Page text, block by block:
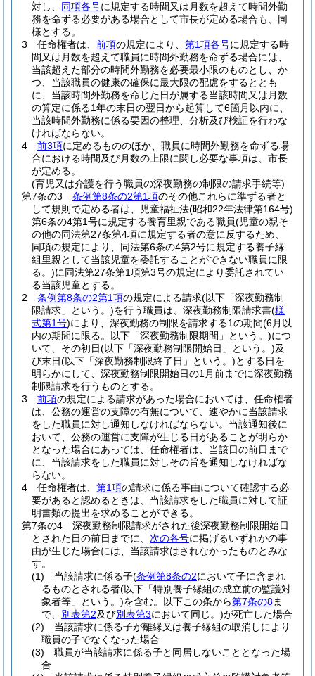
対し、 同項各号に規定する時間又は月数を超えて時間外勤
務を命ずる必要がある場合として市長が定める場合も、同
様とする。
3
任命権者は、 前項の規定により、 第1項各号に規定する時
間又は月数を超えて職員に時間外勤務を命ずる場合には、
当該超えた部分の時間外勤務を必要最小限のものとし、か
つ、当該職員の健康の確保に最大限の配慮をするととも
に、当該時間外勤務を命じた日が属する当該時間又は月数
の算定に係る1年の末日の翌日から起算して6箇月以内に、
当該時間外勤務に係る要因の整理、分析及び検証を行わな
ければならない。
4
前3項に定めるもののほか、職員に時間外勤務を命ずる場
合における時間及び月数の上限に関し必要な事項は、市長
が定める。
(育児又は介護を行う職員の深夜勤務の制限の請求手続等)
第7条の3
条例第8条の2第1項のその他これらに準ずる者と
して規則で定める者は、児童福祉法(昭和22年法律第164号)
第6条の4第1号に規定する養育里親である職員(児童の親そ
の他の同法第27条第4項に規定する者の意に反するため、
同項の規定により、同法第6条の4第2号に規定する養子縁
組里親として当該児童を委託することができない職員に限
る。)に同法第27条第1項第3号の規定により委託されてい
る当該児童とする。
2
条例第8条の2第1項の規定による請求(以下「深夜勤務制
限請求」という。)を行う職員は、深夜勤務制限請求書(様
式第1号)により、深夜勤務の制限を請求する1の期間(6月以
内の期間に限る。以下「深夜勤務制限期間」という。)につ
いて、その初日(以下「深夜勤務制限開始日」という。)及
び末日(以下「深夜勤務制限終了日」という。)とする日を
明らかにして、深夜勤務制限開始日の1月前までに深夜勤務
制限請求を行うものとする。
3
前項の規定による請求があった場合においては、任命権者
は、公務の運営の支障の有無について、速やかに当該請求
をした職員に対し通知しなければならない。 当該通知後に
おいて、公務の運営に支障が生じる日があることが明らか
となった場合にあっては、任命権者は、当該日の前日まで
に、当該請求をした職員に対しその旨を通知しなければな
らない。
4
任命権者は、 第1項の請求に係る事由について確認する必
要があると認めるときは、当該請求をした職員に対して証
明書類の提出を求めることができる。
第7条の4
深夜勤務制限請求がされた後深夜勤務制限開始日
とされた日の前日までに、 次の各号に掲げるいずれかの事
由が生じた場合には、当該請求はされなかったものとみな
す。
(1)
当該請求に係る子(条例第8条の2において子に含まれ
るものとされる者(以下「特別養子縁組の成立前の監護対
象者等」という。)を含む。以下この条から第7条の8ま
で、 別表第2及び別表第3において同じ。)が死亡した場合
(2)
当該請求に係る子が離縁又は養子縁組の取消しにより
職員の子でなくなった場合
(3)
職員が当該請求に係る子と同居しないこととなった場
合